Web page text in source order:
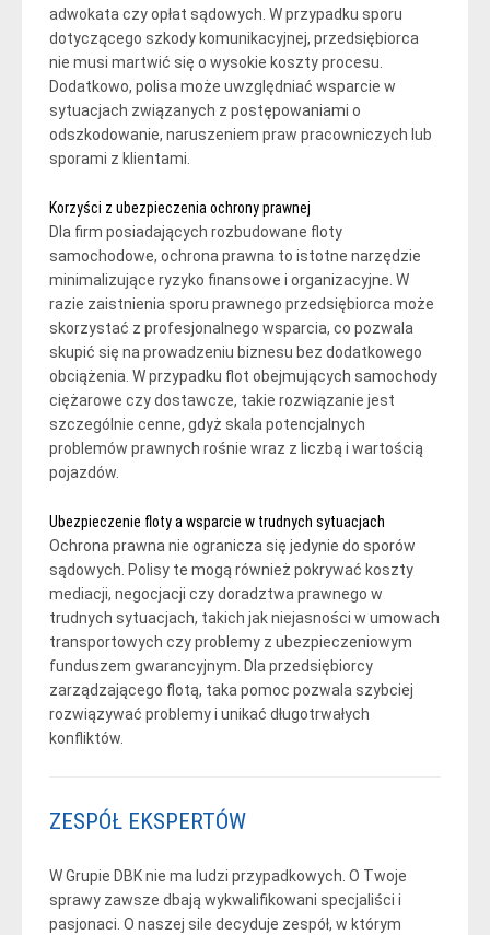
adwokata czy opłat sądowych. W przypadku sporu
dotyczącego szkody komunikacyjnej, przedsiębiorca
nie musi martwić się o wysokie koszty procesu.
Dodatkowo, polisa może uwzględniać wsparcie w
sytuacjach związanych z postępowaniami o
odszkodowanie, naruszeniem praw pracowniczych lub
sporami z klientami.
Korzyści z ubezpieczenia ochrony prawnej
Dla firm posiadających rozbudowane floty
samochodowe, ochrona prawna to istotne narzędzie
minimalizujące ryzyko finansowe i organizacyjne. W
razie zaistnienia sporu prawnego przedsiębiorca może
skorzystać z profesjonalnego wsparcia, co pozwala
skupić się na prowadzeniu biznesu bez dodatkowego
obciążenia. W przypadku flot obejmujących samochody
ciężarowe czy dostawcze, takie rozwiązanie jest
szczególnie cenne, gdyż skala potencjalnych
problemów prawnych rośnie wraz z liczbą i wartością
pojazdów.
Ubezpieczenie floty a wsparcie w trudnych sytuacjach
Ochrona prawna nie ogranicza się jedynie do sporów
sądowych. Polisy te mogą również pokrywać koszty
mediacji, negocjacji czy doradztwa prawnego w
trudnych sytuacjach, takich jak niejasności w umowach
transportowych czy problemy z ubezpieczeniowym
funduszem gwarancyjnym. Dla przedsiębiorcy
zarządzającego flotą, taka pomoc pozwala szybciej
rozwiązywać problemy i unikać długotrwałych
konfliktów.
ZESPÓŁ EKSPERTÓW
W Grupie DBK nie ma ludzi przypadkowych. O Twoje
sprawy zawsze dbają wykwalifikowani specjaliści i
pasjonaci. O naszej sile decyduje zespół, w którym